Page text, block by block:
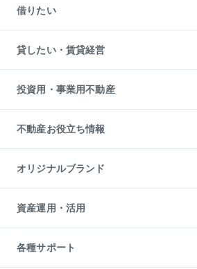
中古一戸建ての購入
不動産購入の流れ
注目キーワード物件特集
購入ガイド
English 繁体中文簡体中文
一戸建ての売却・査定
土地の売却・査定
スピードAI査定
不動産査定について
不動産売却の流れ
不動産買換えの流れ
売却ガイド
借りたい
オフィス・店舗の賃貸
借りるときの流れ
借りるガイド
貸したい・賃貸経営
マンション賃料データ
賃貸管理プラン
リロケーションについて
貸すガイド
投資用・事業用不動産
事業用不動産
マンション投資
投資用マンション
アパート経営
収益物件
ビル購入（ビル一棟）
投資用不動産の売却査定
事業用不動産の売却査定
不動産お役立ち情報
マンションライブラリー
人気マンションランキング
暮らしに役立つ不動産メディア
不動産相場・不動産価格情報
不動産コラム・ニュース
不動産用語集
不動産なんでもネット相談室
住まいの税金
オリジナルブランド
一棟リノベーションマンション
L`GENTE（ルジェンテ）
区分リノベーションマンション
投資用一棟レジデンスWELL
資産運用・活用
不動産M&A
アセットマネジメント・出資
各種サポート